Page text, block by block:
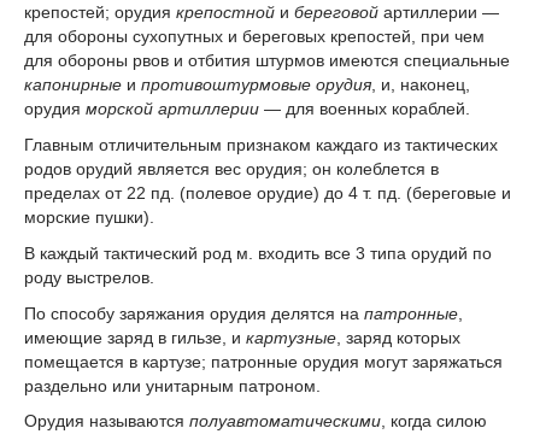
крепостей; орудия крепостной и береговой артиллерии —
для обороны сухопутных и береговых крепостей, при чем
для обороны рвов и отбития штурмов имеются специальные
капонирные и противоштурмовые орудия , и, наконец,
орудия морской артиллерии — для военных кораблей.
Главным отличительным признаком каждаго из тактических
родов орудий является вес орудия; он колеблется в
пределах от 22 пд. (полевое орудие) до 4 т. пд. (береговые и
морские пушки).
В каждый тактический род м. входить все 3 типа орудий по
роду выстрелов.
По способу заряжания орудия делятся на патронные
имеющие заряд в гильзе, и картузные , заряд которых
помещается в картузе; патронные орудия могут заряжаться
раздельно или унитарным патроном.
Орудия называются полуавтоматическими, когда силою